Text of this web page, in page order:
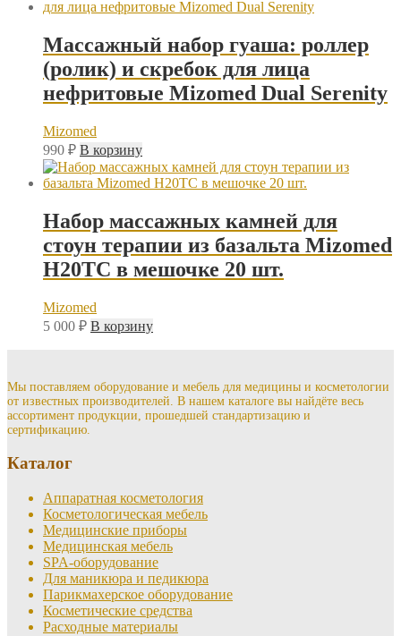
Массажный набор гуаша: роллер
(ролик) и скребок для лица
нефритовые Mizomed Dual Serenity
Mizomed
990 ₽ В корзину
Набор массажных камней для
стоун терапии из базальта Mizomed
H20TC в мешочке 20 шт.
Mizomed
5 000 ₽ В корзину
Мы поставляем оборудование и мебель для медицины и косметологии
от известных производителей. В нашем каталоге вы найдёте весь
ассортимент продукции, прошедшей стандартизацию и
сертификацию.
Каталог
Аппаратная косметология
Косметологическая мебель
Медицинские приборы
Медицинская мебель
SPA-оборудование
Для маникюра и педикюра
Парикмахерское оборудование
Косметические средства
Расходные материалы